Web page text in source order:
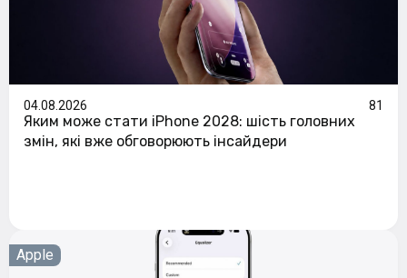
04.08.2026 81
Яким може стати iPhone 2028: шість головних
змін, які вже обговорюють інсайдери
Apple